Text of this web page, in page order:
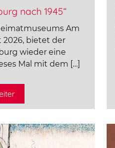
nach 1945“
Am
2026, bietet der
wieder eine
Mal mit dem […]